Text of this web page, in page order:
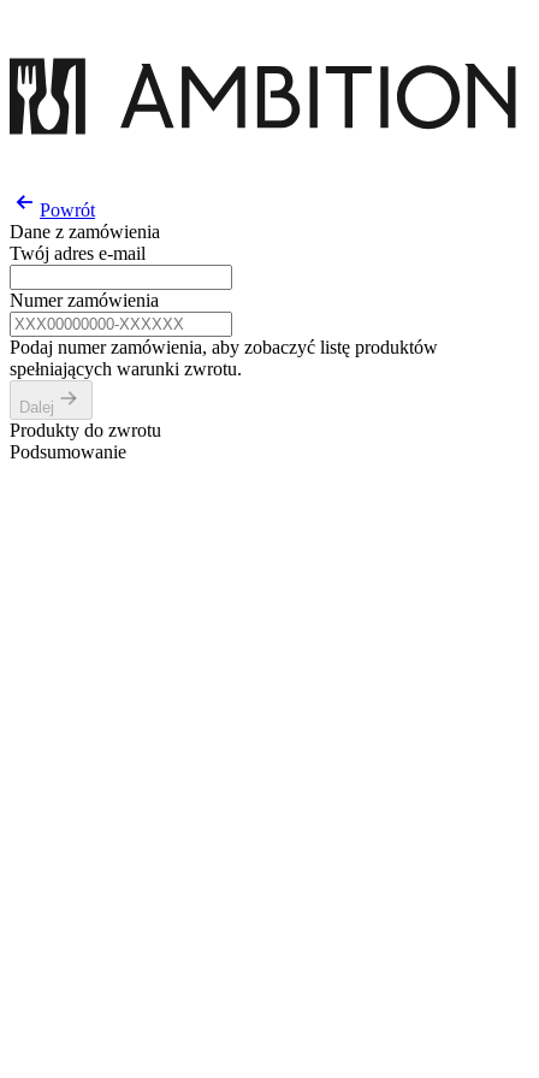
Powrót
Dane z zamówienia
Twój adres e-mail
Numer zamówienia
Podaj numer zamówienia, aby zobaczyć listę produktów
spełniających warunki zwrotu.
Dalej
Produkty do zwrotu
Podsumowanie